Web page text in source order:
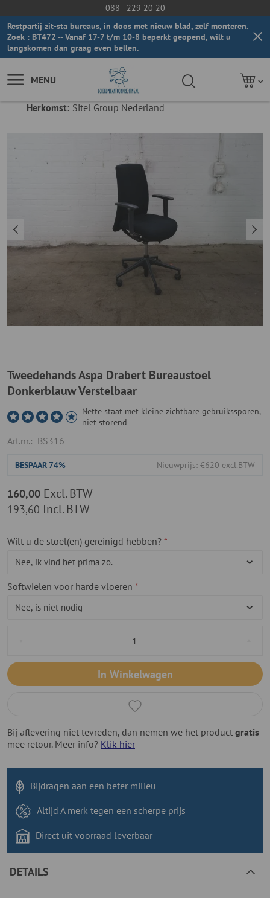
088 - 229 20 20
Restpartij zit-sta bureaus, in doos met nieuw blad, zelf monteren.
Zoek : BT472 -- Vanaf 17-7 t/m 10-8 beperkt geopend, wilt u
langskomen dan graag even bellen.
MENU
Herkomst: Sitel Group Nederland
Tweedehands Aspa Drabert Bureaustoel
Donkerblauw Verstelbaar
Nette staat met kleine zichtbare gebruikssporen,
niet storend
Art.nr.: BS316
BESPAAR 74% Nieuwprijs: €620 excl.BTW
193,60 Incl. BTW
160,00 Excl. BTW
Wilt u de stoel(en) gereinigd hebben?
Softwielen voor harde vloeren
In Winkelwagen
Bij aflevering niet tevreden, dan nemen we het product gratis
mee retour. Meer info? Klik hier
Bijdragen aan een beter milieu
Altijd A merk tegen een scherpe prijs
Direct uit voorraad leverbaar
DETAILS